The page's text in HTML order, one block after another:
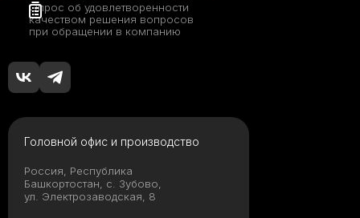
Опрос об удовлетворенности
качеством решения вопросов
при обращении в компанию
Головной офис и производство
Россия, Республика
Башкортостан, с. Зубово,
ул. Электрозаводская, 8